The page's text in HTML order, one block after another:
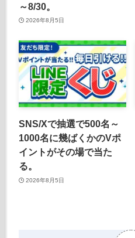
～8/30。
2026年8月5日
SNS/Xで抽選で500名～
1000名に幾ばくかのVポ
イントがその場で当た
る。
2026年8月5日